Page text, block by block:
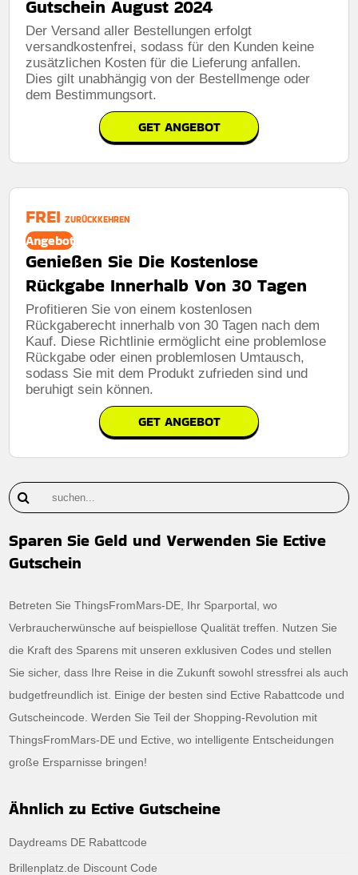
Gutschein August 2024
Der Versand aller Bestellungen erfolgt
versandkostenfrei, sodass für den Kunden keine
zusätzlichen Kosten für die Lieferung anfallen.
Dies gilt unabhängig von der Bestellmenge oder
dem Bestimmungsort.
GET ANGEBOT
FREI ZURÜCKKEHREN
Angebot
Genießen Sie Die Kostenlose
Rückgabe Innerhalb Von 30 Tagen
Profitieren Sie von einem kostenlosen
Rückgaberecht innerhalb von 30 Tagen nach dem
Kauf. Diese Richtlinie ermöglicht eine problemlose
Rückgabe oder einen problemlosen Umtausch,
sodass Sie mit dem Produkt zufrieden sind und
beruhigt sein können.
GET ANGEBOT
Sparen Sie Geld und Verwenden Sie Ective
Gutschein
Betreten Sie ThingsFromMars-DE, Ihr Sparportal, wo
Verbraucherwünsche auf beispiellose Qualität treffen. Nutzen Sie
die Kraft des Sparens mit unseren exklusiven Codes und stellen
Sie sicher, dass Ihre Reise in die Zukunft sowohl stressfrei als auch
budgetfreundlich ist. Einige der besten sind Ective Rabattcode und
Gutscheincode. Werden Sie Teil der Shopping-Revolution mit
ThingsFromMars-DE und Ective, wo intelligente Entscheidungen
große Ersparnisse bringen!
Ähnlich zu Ective Gutscheine
Daydreams DE Rabattcode
Brillenplatz.de Discount Code